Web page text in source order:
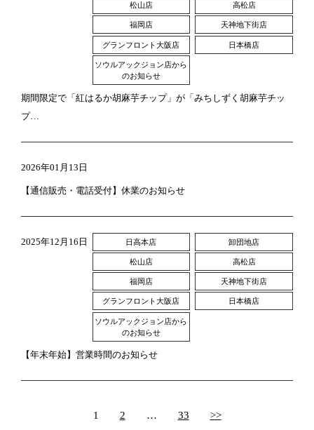
松山店 高松店
福岡店 天神地下街店
グランフロント大阪店 日本橋店
ソウルアックジョン店から
のお知らせ
期間限定で「紅はるか胡麻芋チップ」が「みちしずく胡麻芋チッ
プ…
2026年01月13日
【通信販売・電話受付】休業のお知らせ
2025年12月16日 日高本店 卸団地店
松山店 高松店
福岡店 天神地下街店
グランフロント大阪店 日本橋店
ソウルアックジョン店から
のお知らせ
【年末年始】営業時間のお知らせ
1 2 … 33 >>